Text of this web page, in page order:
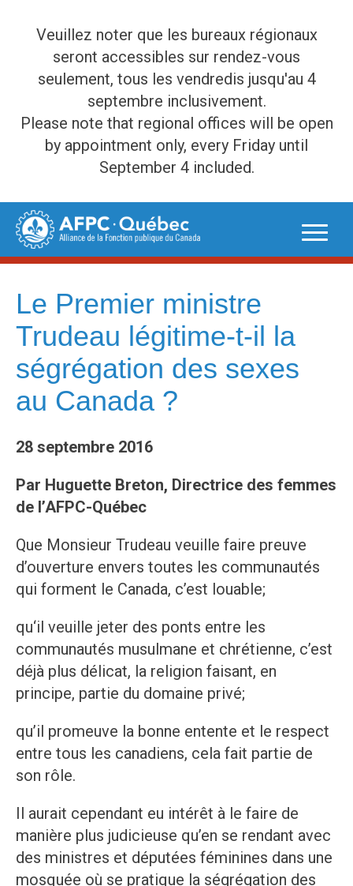
Veuillez noter que les bureaux régionaux
seront accessibles sur rendez-vous
seulement, tous les vendredis jusqu'au 4
septembre inclusivement.
Please note that regional offices will be open
by appointment only, every Friday until
September 4 included.
Skip
content
Le Premier ministre
Trudeau légitime-t-il la
ségrégation des sexes
au Canada ?
28 septembre 2016
Par Huguette Breton, Directrice des femmes
de l’AFPC-Québec
Que Monsieur Trudeau veuille faire preuve
d’ouverture envers toutes les communautés
qui forment le Canada, c’est louable;
qu‘il veuille jeter des ponts entre les
communautés musulmane et chrétienne, c’est
déjà plus délicat, la religion faisant, en
principe, partie du domaine privé;
qu’il promeuve la bonne entente et le respect
entre tous les canadiens, cela fait partie de
son rôle.
Il aurait cependant eu intérêt à le faire de
manière plus judicieuse qu’en se rendant avec
des ministres et députées féminines dans une
mosquée où se pratique la ségrégation des